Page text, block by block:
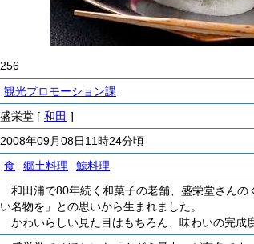
256
観光プロモーション課
盛栄堂 [ 和田 ]
2008年09月08日11時24分頃
食 郷土料理 鯨料理
和田浦で80年続く和菓子の老舗、盛栄堂さんの
い名物を」との思いから生まれました。
かわいらしい見た目はもちろん、味わいの完成